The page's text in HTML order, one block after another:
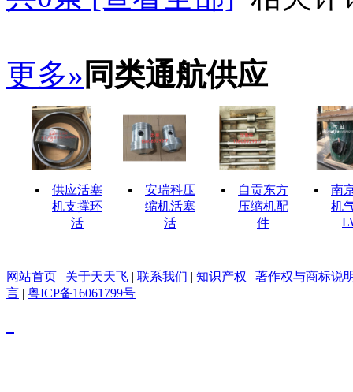
更多» 同类通航供应
供应活塞
机支撑环
活
安瑞科压
缩机活塞
活
自贡东方
压缩机配
件
南
机
网站首页 | 关于天天飞 | 联系我们 | 知识产权 | 著作权与商标说
言 | 粤ICP备16061799号